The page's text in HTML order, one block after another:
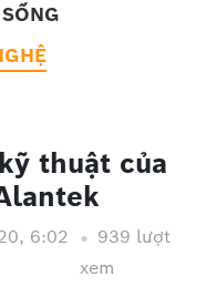
thuật của
6:02
939 lượt
xem